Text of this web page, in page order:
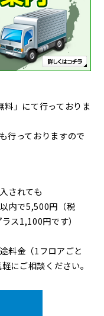
」にて行っておりま
行っておりますので
されても
内で5,500円（税
ス1,100円です）
料金（1フロアごと
にご相談ください。